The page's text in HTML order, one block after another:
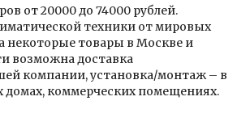
от 20000 до 74000 рублей.
техники от мировых
некоторые товары в Москве и
возможна доставка
компании, установка/монтаж – в
домах, коммерческих помещениях.